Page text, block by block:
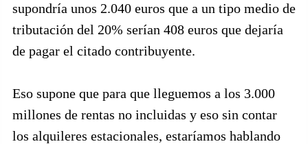
supondría unos 2.040 euros que a un tipo medio de
tributación del 20% serían 408 euros que dejaría
de pagar el citado contribuyente.
Eso supone que para que lleguemos a los 3.000
millones de rentas no incluidas y eso sin contar
los alquileres estacionales, estaríamos hablando